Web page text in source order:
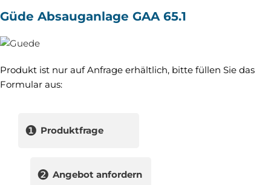
Güde Absauganlage GAA 65.1
Produkt ist nur auf Anfrage erhältlich, bitte füllen Sie das
Formular aus:
❶ Produktfrage
❷ Angebot anfordern